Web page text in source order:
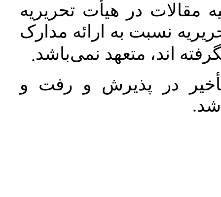
مقالات در هیأت تحریریه
نسبت به ارائه مدارک
اند، متعهد نمی‌باشد.
در پذیرش و رفت و
شد.